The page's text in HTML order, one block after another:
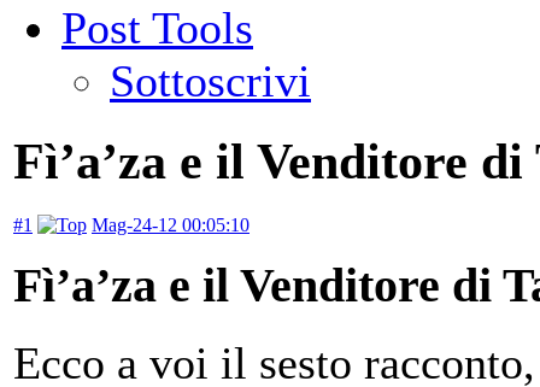
Post Tools
Sottoscrivi
Fì’a’za e il Venditore
#1 Mag-24-12 00:05:10
Fì’a’za e il Venditore di
Ecco a voi il sesto